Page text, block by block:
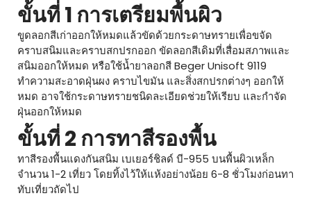
ขั้นที่ 1 การเตรียมพื้นผิว
ขูดลอกสีเก่าออกให้หมดแล้วขัดด้วยกระดาษทรายเพื่อขจัด
คราบสนิมและคราบสกปรกออก ขัดลอกสีเดิมที่เสื่อมสภาพและ
สนิมออกให้หมด หรือใช้น้ำยาลอกสี Beger Unisoft 9119
ทำความสะอาดฝุ่นผง คราบไขมัน และสิ่งสกปรกต่างๆ ออกให้
หมด อาจใช้กระดาษทรายชนิดละเอียดช่วยให้เรียบ และกำจัด
ฝุ่นออกให้หมด
ขั้นที่ 2 การทาสีรองพื้น
ทาสีรองพื้นแดงกันสนิม เบเยอร์ชิลด์ บี-955 บนพื้นผิวเหล็ก
จำนวน 1-2 เที่ยว โดยทิ้งไว้ให้แห้งอย่างน้อย 6-8 ชั่วโมงก่อนทา
ทับเที่ยวถัดไป